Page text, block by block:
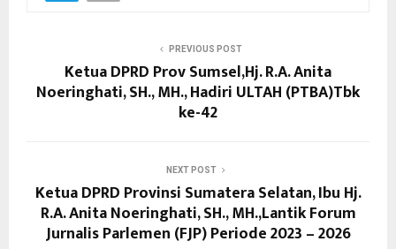
PREVIOUS POST
Ketua DPRD Prov Sumsel,Hj. R.A. Anita
Noeringhati, SH., MH., Hadiri ULTAH (PTBA)Tbk
ke-42
NEXT POST
Ketua DPRD Provinsi Sumatera Selatan, Ibu Hj.
R.A. Anita Noeringhati, SH., MH.,Lantik Forum
Jurnalis Parlemen (FJP) Periode 2023 – 2026